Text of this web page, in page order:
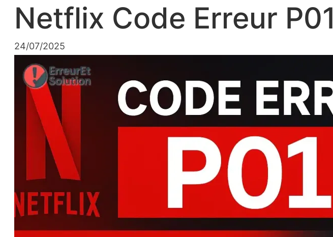
Netflix Code Erreur P01
24/07/2025